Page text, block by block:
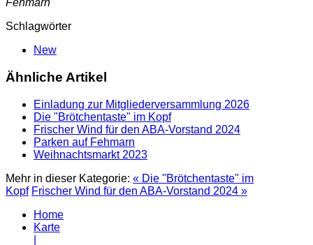
Fehmarn
Schlagwörter
New
Ähnliche Artikel
Einladung zur Mitgliederversammlung 2026
Die "Brötchentaste" im Kopf
Frischer Wind für den ABA-Vorstand 2024
Parken auf Fehmarn
Weihnachtsmarkt 2023
Mehr in dieser Kategorie: « Die "Brötchentaste" im
Kopf Frischer Wind für den ABA-Vorstand 2024 »
Home
Karte